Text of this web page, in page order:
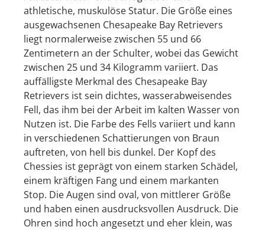
athletische, muskulöse Statur. Die Größe eines
ausgewachsenen Chesapeake Bay Retrievers
liegt normalerweise zwischen 55 und 66
Zentimetern an der Schulter, wobei das Gewicht
zwischen 25 und 34 Kilogramm variiert. Das
auffälligste Merkmal des Chesapeake Bay
Retrievers ist sein dichtes, wasserabweisendes
Fell, das ihm bei der Arbeit im kalten Wasser von
Nutzen ist. Die Farbe des Fells variiert und kann
in verschiedenen Schattierungen von Braun
auftreten, von hell bis dunkel. Der Kopf des
Chessies ist geprägt von einem starken Schädel,
einem kräftigen Fang und einem markanten
Stop. Die Augen sind oval, von mittlerer Größe
und haben einen ausdrucksvollen Ausdruck. Die
Ohren sind hoch angesetzt und eher klein, was